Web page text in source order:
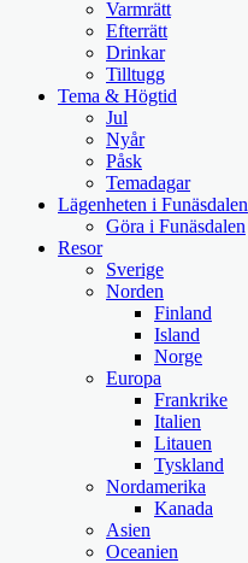
Varmrätt
Efterrätt
Drinkar
Tilltugg
Tema & Högtid
Jul
Nyår
Påsk
Temadagar
Lägenheten i Funäsdalen
Göra i Funäsdalen
Resor
Sverige
Norden
Finland
Island
Norge
Europa
Frankrike
Italien
Litauen
Tyskland
Nordamerika
Kanada
Asien
Oceanien